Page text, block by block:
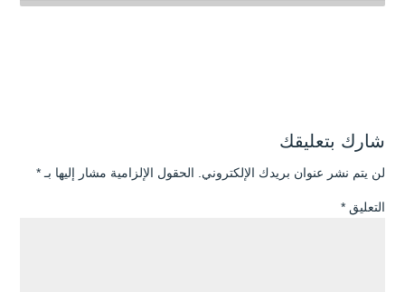
شارك بتعليقك
لن يتم نشر عنوان بريدك الإلكتروني. الحقول الإلزامية مشار إليها بـ *
التعليق *